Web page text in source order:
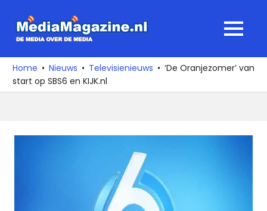
naar
media
over
de
MENU
Home Nieuws Televisienieuws
‘De Oranjezomer’ van
start op SBS6 en KIJK.nl